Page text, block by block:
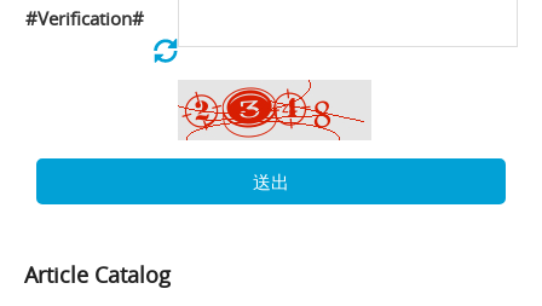
#Verification#
送出
Article Catalog